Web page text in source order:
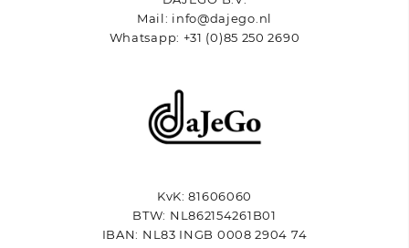
Mail: info@dajego.nl
Whatsapp: +31 (0)85 250 2690
KvK: 81606060
BTW: NL862154261B01
IBAN: NL83 INGB 0008 2904 74